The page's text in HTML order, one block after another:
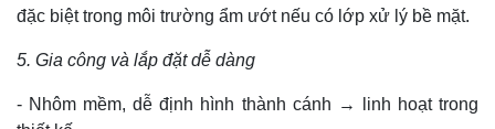
đặc biệt trong môi trường ẩm ướt nếu có lớp xử lý bề mặt.
5. Gia công và lắp đặt dễ dàng
- Nhôm mềm, dễ định hình thành cánh → linh hoạt trong